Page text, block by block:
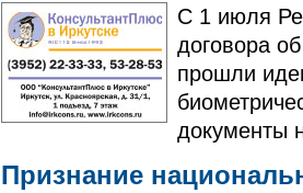
С 1 июля
договора
прошли
документы
Признание